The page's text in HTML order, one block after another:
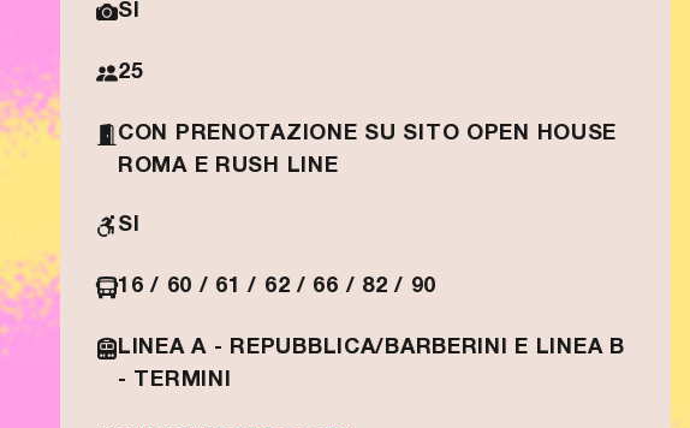
SÌ
25
CON PRENOTAZIONE SU SITO OPEN HOUSE
ROMA E RUSH LINE
SI
16 / 60 / 61 / 62 / 66 / 82 / 90
LINEA A - REPUBBLICA/BARBERINI E LINEA B
- TERMINI